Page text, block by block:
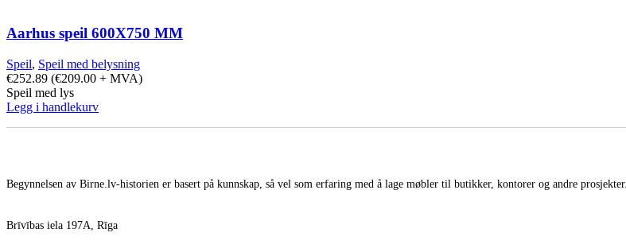
Aarhus speil 600X750 MM
Speil, Speil med belysning
€252.89 (€209.00 + MVA)
Speil med lys
Legg i handlekurv
Begynnelsen av Birne.lv-historien er basert på kunnskap, så vel som erfaring med å lage møbler til butikker, kontorer og andre prosjekter.
Brīvības iela 197A, Rīga